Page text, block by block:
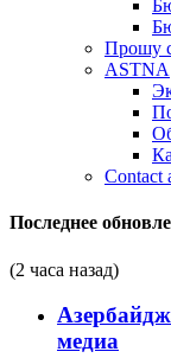
Прошу
ASTNA
Contact
Последнее
(2 часа назад)
медиа